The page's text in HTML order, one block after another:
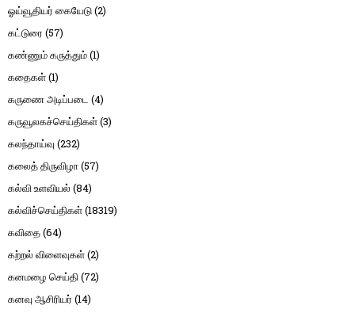
ஓய்வூதியர் கையேடு(2)
கட்டுரை (57)
கண்ணும் கருத்தும்(1)
கதைகள்(1)
கருணை அடிப்படை (4)
கருவூலகச்செய்திகள்(3)
கலந்தாய்வு (232)
கலைத் திருவிழா (57)
கல்வி உளவியல் (84)
கல்விச்செய்திகள்(18319)
கவிதை(64)
கற்றல் விளைவுகள்(2)
கனமழை செய்தி(72)
கனவு ஆசிரியர் (14)